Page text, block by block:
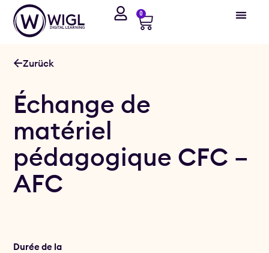
0
Zurück
Échange de
matériel
pédagogique CFC –
AFC
Durée de la